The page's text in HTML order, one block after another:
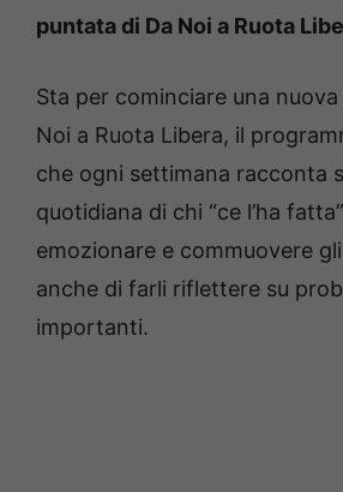
puntata di Da Noi a Ruota
Sta per cominciare una
Noi a Ruota Libera, il
che ogni settimana racconta
quotidiana di chi “ce l’ha
emozionare e commuovere
anche di farli riflettere su
importanti.